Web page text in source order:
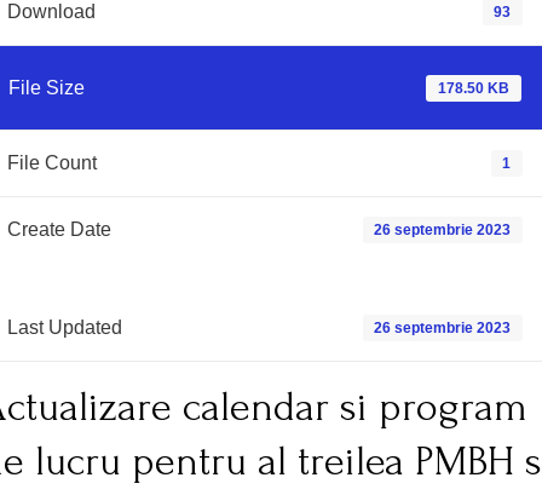
Download 93
File Size 178.50 KB
File Count 1
Create Date 26 septembrie 2023
Last Updated 26 septembrie 2023
calendar si program
lucru pentru al treilea PMBH